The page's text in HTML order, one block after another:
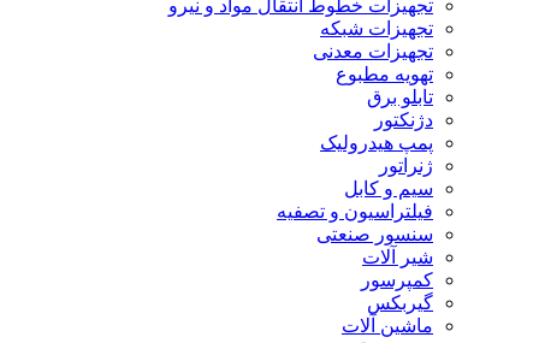
تجهیزات خطوط انتقال مواد و نیرو
تجهیزات شبکه
تجهیزات معدنی
تهویه مطبوع
تابلو برق
دژنکتور
پمپ هیدرولیک
ژنراتور
سیم و کابل
فیلتراسیون و تصفیه
سنسور صنعتی
شیر آلات
کمپرسور
گیربکس
ماشین آلات